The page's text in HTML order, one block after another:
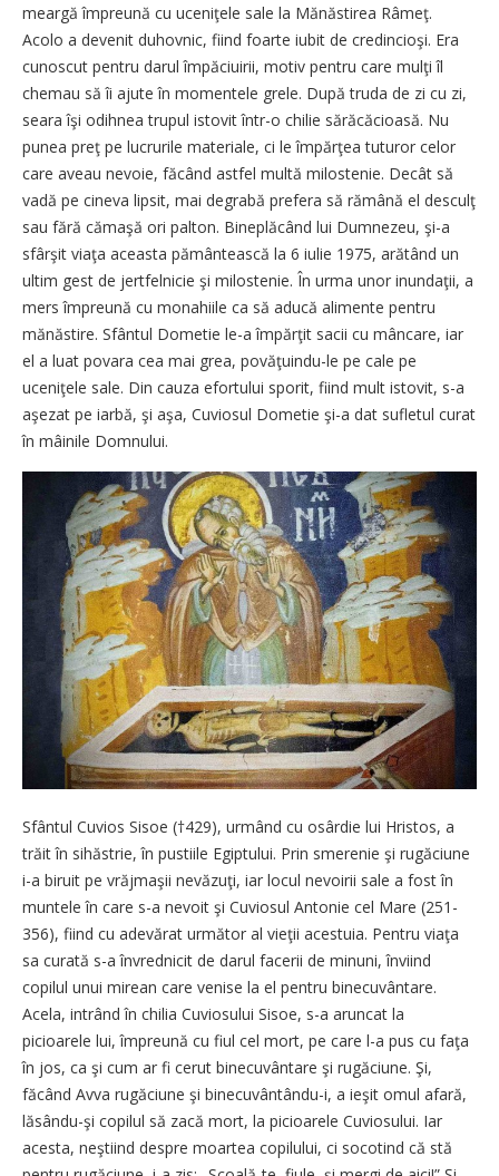
meargă împreună cu uceniţele sale la Mănăstirea Râmeţ.
Acolo a devenit duhovnic, fiind foarte iubit de credincioşi. Era
cunoscut pentru darul împăciuirii, motiv pentru care mulţi îl
chemau să îi ajute în momentele grele. După truda de zi cu zi,
seara îşi odihnea trupul istovit într-o chilie sărăcăcioasă. Nu
punea preţ pe lucrurile materiale, ci le împărţea tuturor celor
care aveau nevoie, făcând astfel multă milostenie. Decât să
vadă pe cineva lipsit, mai degrabă prefera să rămână el desculţ
sau fără cămaşă ori palton. Bineplăcând lui Dumnezeu, şi-a
sfârşit viaţa aceasta pământească la 6 iulie 1975, arătând un
ultim gest de jertfelnicie şi milostenie. În urma unor inundaţii, a
mers împreună cu monahiile ca să aducă alimente pentru
mănăstire. Sfântul Dometie le-a împărţit sacii cu mâncare, iar
el a luat povara cea mai grea, povăţuindu-le pe cale pe
uceniţele sale. Din cauza efortului sporit, fiind mult istovit, s-a
aşezat pe iarbă, şi aşa, Cuviosul Dometie şi-a dat sufletul curat
în mâinile Domnului.
Sfântul Cuvios Sisoe (†429), urmând cu osârdie lui Hristos, a
trăit în sihăstrie, în pustiile Egiptului. Prin smerenie şi rugăciune
i-a biruit pe vrăjmaşii nevăzuţi, iar locul nevoirii sale a fost în
muntele în care s-a nevoit şi Cuviosul Antonie cel Mare (251-
356), fiind cu adevărat următor al vieţii acestuia. Pentru viaţa
sa curată s-a învrednicit de darul facerii de minuni, înviind
copilul unui mirean care venise la el pentru binecuvântare.
Acela, intrând în chilia Cuviosului Sisoe, s-a aruncat la
picioarele lui, împreună cu fiul cel mort, pe care l-a pus cu faţa
în jos, ca şi cum ar fi cerut binecuvântare şi rugăciune. Şi,
făcând Avva rugăciune şi binecuvântându-i, a ieşit omul afară,
lăsându-şi copilul să zacă mort, la picioarele Cuviosului. Iar
acesta, neştiind despre moartea copilului, ci socotind că stă